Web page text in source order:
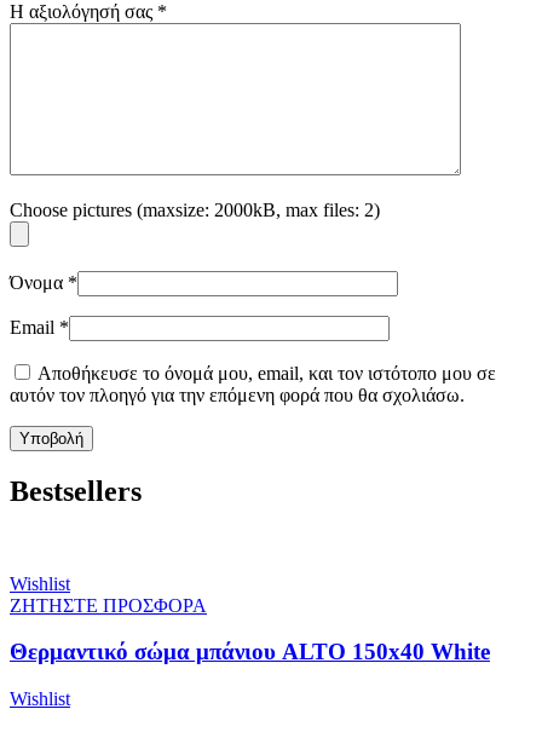
Η αξιολόγησή σας *
Choose pictures (maxsize: 2000kB, max files: 2)
Όνομα *
Email *
Αποθήκευσε το όνομά μου, email, και τον ιστότοπο μου σε
αυτόν τον πλοηγό για την επόμενη φορά που θα σχολιάσω.
Bestsellers
Wishlist
ΖΗΤΗΣΤΕ ΠΡΟΣΦΟΡΑ
Θερμαντικό σώμα μπάνιου ALTO 150x40 White
Wishlist